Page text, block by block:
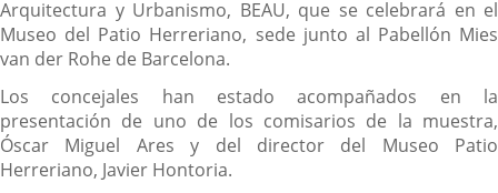
Arquitectura y Urbanismo, BEAU, que se celebrará en el
Museo del Patio Herreriano, sede junto al Pabellón Mies
van der Rohe de Barcelona.
Los concejales han estado acompañados en la
presentación de uno de los comisarios de la muestra,
Óscar Miguel Ares y del director del Museo Patio
Herreriano, Javier Hontoria.